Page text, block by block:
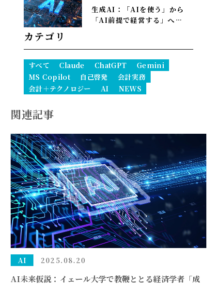
生成AI：「AIを使う」から
「AI前提で経営する」へ——
ル企業も現実に
カテゴリ
すべて Claude ChatGPT
Gemini
MS Copilot
自己啓発
会計実務
会計＋テクノロジー
AI NEWS
関連記事
AI 2025.08.20
AI未来仮説：イェール大学で教鞭ととる経済学者「成